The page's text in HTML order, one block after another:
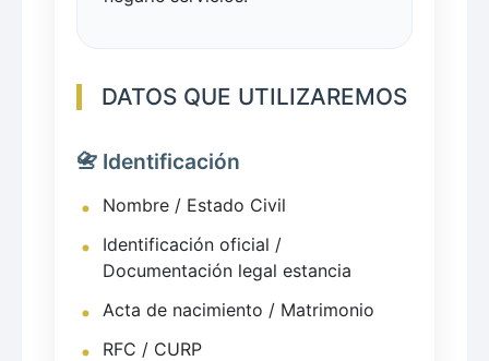
DATOS QUE UTILIZAREMOS
📇 Identificación
Nombre / Estado Civil
Identificación oficial /
Documentación legal estancia
Acta de nacimiento / Matrimonio
RFC / CURP